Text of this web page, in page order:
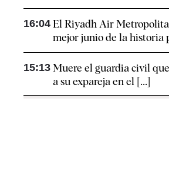
16:04 El Riyadh Air
mejor junio de la historia
15:13 Muere el guardia civil
a su expareja en el [...]